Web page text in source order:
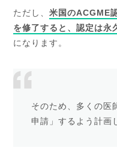
ただし、米国のACGME
を修了すると、認定は永
になります。
そのため、多くの医
申請」するよう計画